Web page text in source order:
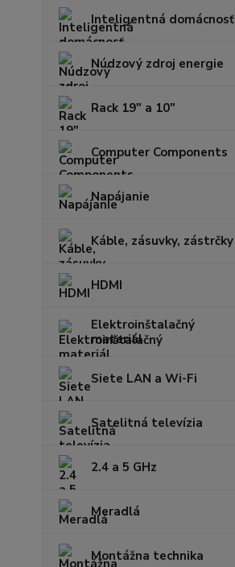
Inteligentná domácnosť
Núdzový zdroj energie
Rack 19" a 10"
Computer Components
Napájanie
Káble, zásuvky, zástrčky
HDMI
Elektroinštalačný
materiál
Siete LAN a Wi-Fi
Satelitná televízia
2.4 a 5 GHz
Meradlá
Montážna technika